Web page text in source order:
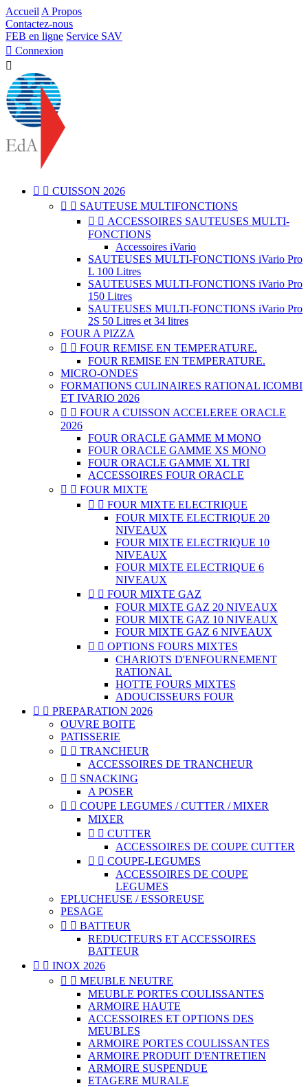
Accueil A Propos
Contactez-nous
FEB en ligne Service SAV
 Connexion

  CUISSON 2026
  SAUTEUSE MULTIFONCTIONS
  ACCESSOIRES SAUTEUSES MULTI-
FONCTIONS
Accessoires iVario
SAUTEUSES MULTI-FONCTIONS iVario Pro
L 100 Litres
SAUTEUSES MULTI-FONCTIONS iVario Pro
150 Litres
SAUTEUSES MULTI-FONCTIONS iVario Pro
2S 50 Litres et 34 litres
FOUR A PIZZA
  FOUR REMISE EN TEMPERATURE.
FOUR REMISE EN TEMPERATURE.
MICRO-ONDES
FORMATIONS CULINAIRES RATIONAL ICOMBI
ET IVARIO 2026
  FOUR A CUISSON ACCELEREE ORACLE
2026
FOUR ORACLE GAMME M MONO
FOUR ORACLE GAMME XS MONO
FOUR ORACLE GAMME XL TRI
ACCESSOIRES FOUR ORACLE
  FOUR MIXTE
  FOUR MIXTE ELECTRIQUE
FOUR MIXTE ELECTRIQUE 20
NIVEAUX
FOUR MIXTE ELECTRIQUE 10
NIVEAUX
FOUR MIXTE ELECTRIQUE 6
NIVEAUX
  FOUR MIXTE GAZ
FOUR MIXTE GAZ 20 NIVEAUX
FOUR MIXTE GAZ 10 NIVEAUX
FOUR MIXTE GAZ 6 NIVEAUX
  OPTIONS FOURS MIXTES
CHARIOTS D'ENFOURNEMENT
RATIONAL
HOTTE FOURS MIXTES
ADOUCISSEURS FOUR
  PREPARATION 2026
OUVRE BOITE
PATISSERIE
  TRANCHEUR
ACCESSOIRES DE TRANCHEUR
  SNACKING
A POSER
  COUPE LEGUMES / CUTTER / MIXER
MIXER
  CUTTER
ACCESSOIRES DE COUPE CUTTER
  COUPE-LEGUMES
ACCESSOIRES DE COUPE
LEGUMES
EPLUCHEUSE / ESSOREUSE
PESAGE
  BATTEUR
REDUCTEURS ET ACCESSOIRES
BATTEUR
  INOX 2026
  MEUBLE NEUTRE
MEUBLE PORTES COULISSANTES
ARMOIRE HAUTE
ACCESSOIRES ET OPTIONS DES
MEUBLES
ARMOIRE PORTES COULISSANTES
ARMOIRE PRODUIT D'ENTRETIEN
ARMOIRE SUSPENDUE
ETAGERE MURALE